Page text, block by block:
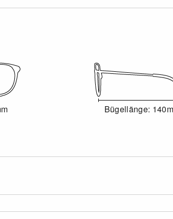
Bügellänge: